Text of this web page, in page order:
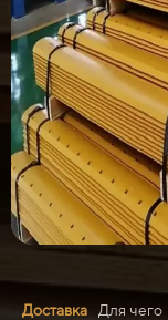
Доставка
Для чего